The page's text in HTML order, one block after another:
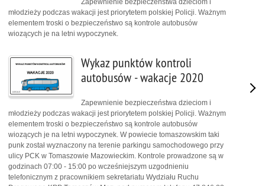
Zapewnienie bezpieczeństwa dzieciom i
młodzieży podczas wakacji jest priorytetem polskiej Policji. Ważnym
elementem troski o bezpieczeństwo są kontrole autobusów
wiozących je na letni wypoczynek.
Wykaz punktów kontroli
autobusów - wakacje 2020
Zapewnienie bezpieczeństwa dzieciom i
młodzieży podczas wakacji jest priorytetem polskiej Policji. Ważnym
elementem troski o bezpieczeństwo są kontrole autobusów
wiozących je na letni wypoczynek. W powiecie tomaszowskim taki
punk został wyznaczony na terenie parkingu samochodowego przy
ulicy PCK w Tomaszowie Mazowieckim. Kontrole prowadzone są w
godzinach 07:00 - 15:00 po wcześniejszym uzgodnieniu
telefonicznym z pracownikiem sekretariatu Wydziału Ruchu